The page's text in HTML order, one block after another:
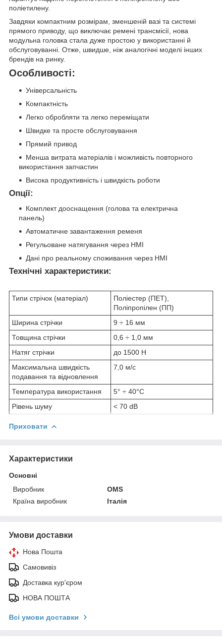
поліетилену.
Завдяки компактним розмірам, зменшеній вазі та системі
прямого приводу, що виключає ремені трансмісії, нова
модульна головка стала дуже простою у використанні й
обслуговуванні. Отже, швидше, ніж аналогічні моделі інших
брендів на ринку.
Особливості:
Універсальність
Компактність
Легко обробляти та легко переміщати
Швидке та просте обслуговування
Прямий привод
Менша витрата матеріалів і можливість повторного
використання запчастин
Висока продуктивність і швидкість роботи
Опції:
Комплект дооснащення (голова та електрична
панель)
Автоматичне завантаження ременя
Регульоване натягування через HMI
Дані про реальному споживання через HMI
Технічні характеристики:
Типи стрічок (матеріал)
Поліестер (ПЕТ),
Поліпропілен (ПП)
Ширина стрічки
9 ÷ 16 мм
Товщина стрічки
0,6 ÷ 1,0 мм
Натяг стрічки
до 1500 Н
Максимальна швидкість
подавання та відновлення
7,0 м/с
Температура використання
5° ÷ 40°C
Рівень шуму
< 70 dB
Приховати
Характеристики
Основні
Виробник
OMS
Країна виробник
Італія
Умови доставки
Нова Пошта
Самовивіз
Доставка кур'єром
НОВА ПОШТА
Всі умови доставки